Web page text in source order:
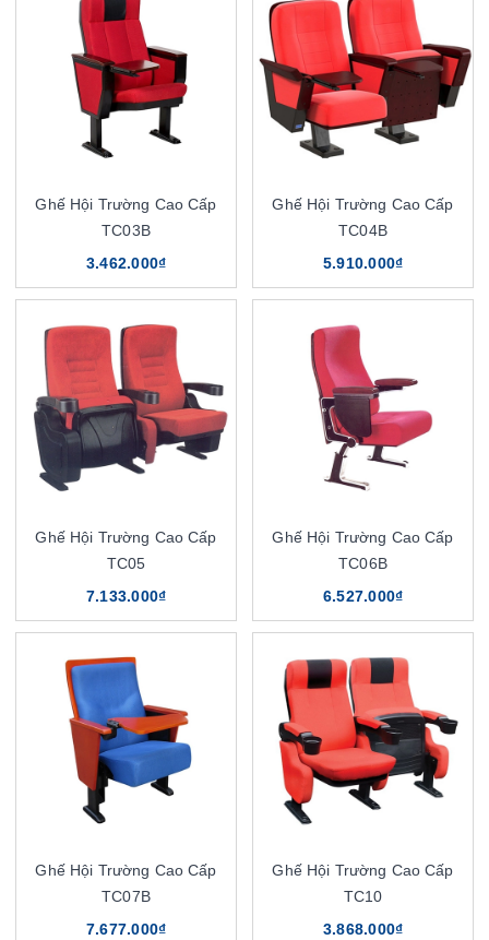
Ghế Hội Trường Cao Cấp
TC03B
3.462.000₫
Ghế Hội Trường Cao Cấp
TC04B
5.910.000₫
Ghế Hội Trường Cao Cấp
TC05
7.133.000₫
Ghế Hội Trường Cao Cấp
TC06B
6.527.000₫
Ghế Hội Trường Cao Cấp
TC07B
7.677.000₫
Ghế Hội Trường Cao Cấp
TC10
3.868.000₫